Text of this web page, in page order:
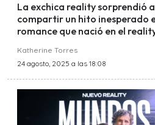
La exchica reality sorprendió
compartir un hito inesperado
romance que nació en el
Katherine Torres
24 agosto, 2025 a las 18:08